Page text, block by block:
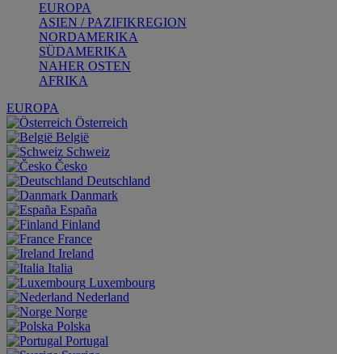
EUROPA
ASIEN / PAZIFIKREGION
NORDAMERIKA
SÜDAMERIKA
NAHER OSTEN
AFRIKA
EUROPA
Österreich
België
Schweiz
Česko
Deutschland
Danmark
España
Finland
France
Ireland
Italia
Luxembourg
Nederland
Norge
Polska
Portugal